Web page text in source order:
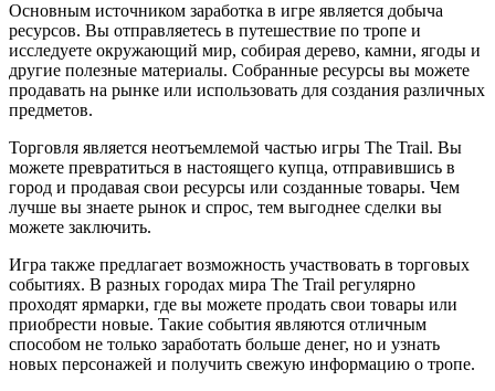
Основным источником заработка в игре является добыча
ресурсов. Вы отправляетесь в путешествие по тропе и
исследуете окружающий мир, собирая дерево, камни, ягоды и
другие полезные материалы. Собранные ресурсы вы можете
продавать на рынке или использовать для создания различных
предметов.
Торговля является неотъемлемой частью игры The Trail. Вы
можете превратиться в настоящего купца, отправившись в
город и продавая свои ресурсы или созданные товары. Чем
лучше вы знаете рынок и спрос, тем выгоднее сделки вы
можете заключить.
Игра также предлагает возможность участвовать в торговых
событиях. В разных городах мира The Trail регулярно
проходят ярмарки, где вы можете продать свои товары или
приобрести новые. Такие события являются отличным
способом не только заработать больше денег, но и узнать
новых персонажей и получить свежую информацию о тропе.